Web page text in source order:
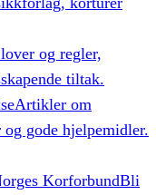
og regler,
tiltak.
Artikler om
gode hjelpemidler.
KorforbundBli